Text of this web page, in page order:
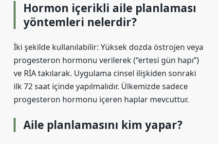
Hormon içerikli aile planlaması
yöntemleri nelerdir?
İki şekilde kullanılabilir: Yüksek dozda östrojen veya
progesteron hormonu verilerek (“ertesi gün hapı”)
ve RİA takılarak. Uygulama cinsel ilişkiden sonraki
ilk 72 saat içinde yapılmalıdır. Ülkemizde sadece
progesteron hormonu içeren haplar mevcuttur.
Aile planlamasını kim yapar?